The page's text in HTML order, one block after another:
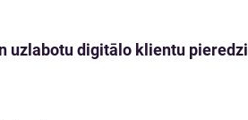
uzlabotu digitālo klientu pieredzi